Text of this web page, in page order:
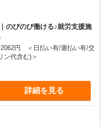
のびのび働ける♪就労支援施
2062円 ＜日払い有/週払い有/交
ン代含む)＞
詳細を見る